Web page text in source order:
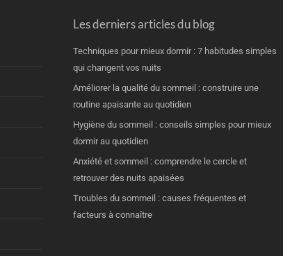
Les derniers articles du blog
Techniques pour mieux dormir : 7 habitudes simples
qui changent vos nuits
Améliorer la qualité du sommeil : construire une
routine apaisante au quotidien
Hygiène du sommeil : conseils simples pour mieux
dormir au quotidien
Anxiété et sommeil : comprendre le cercle et
retrouver des nuits apaisées
Troubles du sommeil : causes fréquentes et
facteurs à connaître